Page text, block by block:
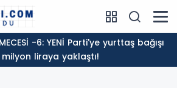
liraya yaklaştı!